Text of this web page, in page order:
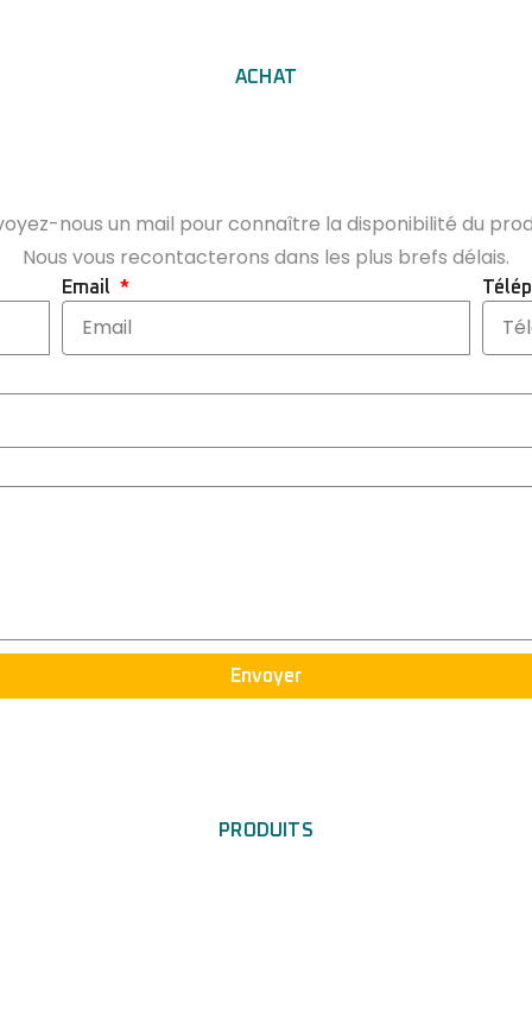
ACHAT
nous un mail pour connaître la disponibilité du
Nous vous recontacterons dans les plus brefs délais.
Email
Envoyer
PRODUITS